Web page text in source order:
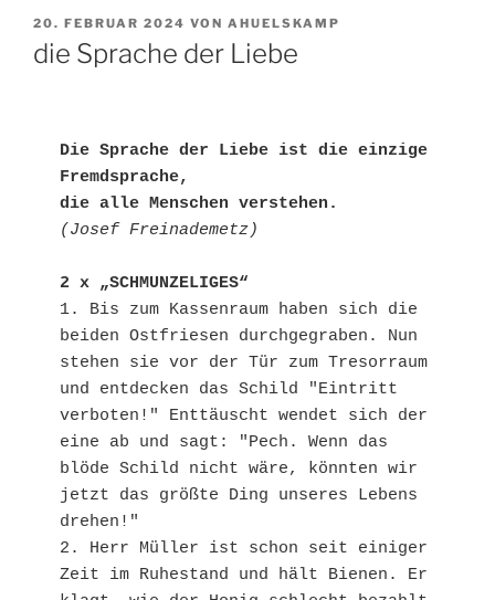
VERÖFFENTLICHT
AM
20. FEBRUAR 2024 VON AHUELSKAMP
die Sprache der Liebe
Die Sprache der Liebe ist die einzige
Fremdsprache,
die alle Menschen verstehen.
(Josef Freinademetz)
2 x „SCHMUNZELIGES“
1. Bis zum Kassenraum haben sich die
beiden Ostfriesen durchgegraben. Nun
stehen sie vor der Tür zum Tresorraum
und entdecken das Schild "Eintritt
verboten!" Enttäuscht wendet sich der
eine ab und sagt: "Pech. Wenn das
blöde Schild nicht wäre, könnten wir
jetzt das größte Ding unseres Lebens
drehen!"
2. Herr Müller ist schon seit einiger
Zeit im Ruhestand und hält Bienen. Er